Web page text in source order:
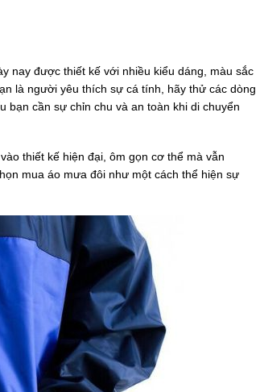
nay được thiết kế với nhiều kiểu dáng, màu sắc
là người yêu thích sự cá tính, hãy thử các dòng
bạn cần sự chỉn chu và an toàn khi di chuyển
thiết kế hiện đại, ôm gọn cơ thể mà vẫn
mua áo mưa đôi như một cách thể hiện sự